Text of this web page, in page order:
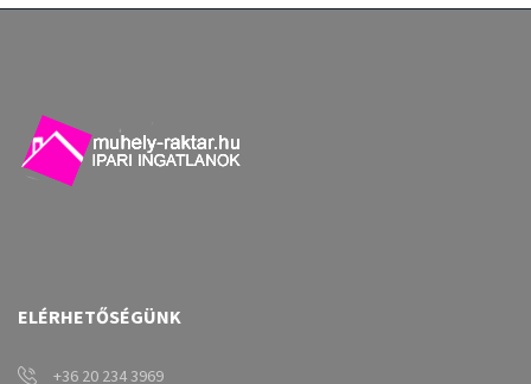
ELÉRHETŐSÉGÜNK
+36 20 234 3969